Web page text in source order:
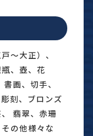
〜大正）、
、壺、花
画、切手、
刻、ブロンズ
翡翠、赤珊
の他様々な